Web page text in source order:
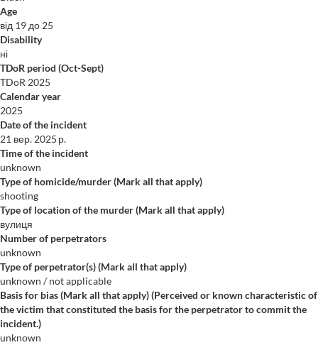
Age
від 19 до 25
Disability
ні
TDoR period (Oct-Sept)
TDoR 2025
Calendar year
2025
Date of the incident
21 вер. 2025 р.
Time of the incident
unknown
Type of homicide/murder (Mark all that apply)
shooting
Type of location of the murder (Mark all that apply)
вулиця
Number of perpetrators
unknown
Type of perpetrator(s) (Mark all that apply)
unknown / not applicable
Basis for bias (Mark all that apply) (Perceived or known characteristic of
the victim that constituted the basis for the perpetrator to commit the
incident.)
unknown